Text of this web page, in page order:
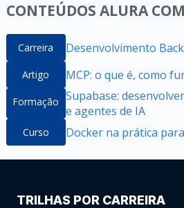
CONTEÚDOS ALURA
Carreira Desenvolvimento
Artigo MCP: o que é, como
Formação Supabase:
e agentes de IA
Curso Docker na prática
TRILHAS POR CARREIRA